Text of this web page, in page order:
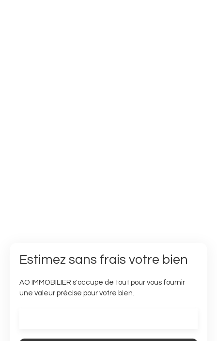
Estimez sans frais votre bien
AO IMMOBILIER s'occupe de tout pour vous fournir
une valeur précise pour votre bien.